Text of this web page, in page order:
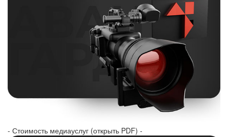
- Стоимость медиауслуг (открыть PDF) -